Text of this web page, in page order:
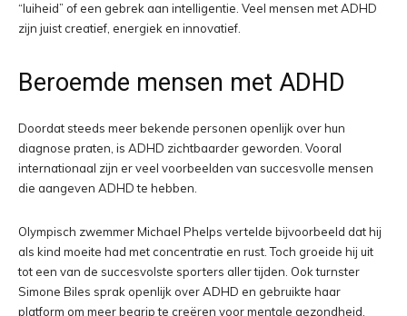
“luiheid” of een gebrek aan intelligentie. Veel mensen met ADHD
zijn juist creatief, energiek en innovatief.
Beroemde mensen met ADHD
Doordat steeds meer bekende personen openlijk over hun
diagnose praten, is ADHD zichtbaarder geworden. Vooral
internationaal zijn er veel voorbeelden van succesvolle mensen
die aangeven ADHD te hebben.
Olympisch zwemmer Michael Phelps vertelde bijvoorbeeld dat hij
als kind moeite had met concentratie en rust. Toch groeide hij uit
tot een van de succesvolste sporters aller tijden. Ook turnster
Simone Biles sprak openlijk over ADHD en gebruikte haar
platform om meer begrip te creëren voor mentale gezondheid.